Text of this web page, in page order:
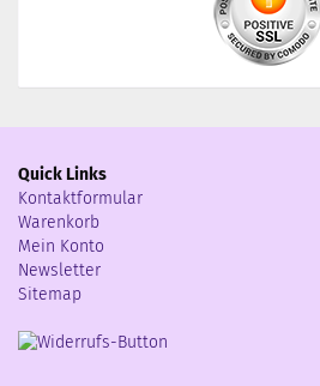
Quick Links
Kontaktformular
Warenkorb
Mein Konto
Newsletter
Sitemap